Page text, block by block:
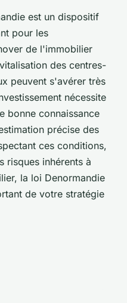
est un dispositif
pour les
de l'immobilier
des centres-
peuvent s'avérer très
nécessite
bonne connaissance
précise des
ces conditions,
risques inhérents à
la loi Denormandie
de votre stratégie